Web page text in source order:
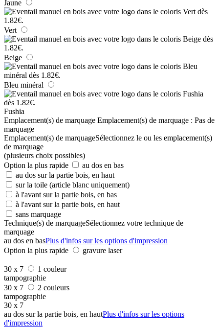
Jaune
Vert
Beige
Bleu minéral
Fushia
Emplacement(s) de marquage Emplacement(s) de marquage : Pas de
marquage
Emplacement(s) de marquageSélectionnez le ou les emplacement(s)
de marquage
(plusieurs choix possibles)
Option la plus rapide
au dos en bas
au dos sur la partie bois, en haut
sur la toile (article blanc uniquement)
à l'avant sur la partie bois, en bas
à l'avant sur la partie bois, en haut
sans marquage
Technique(s) de marquageSélectionnez votre technique de
marquage
au dos en basPlus d'infos sur les options d'impression
Option la plus rapide
gravure laser
30 x 7
1 couleur
tampographie
30 x 7
2 couleurs
tampographie
30 x 7
au dos sur la partie bois, en hautPlus d'infos sur les options
d'impression